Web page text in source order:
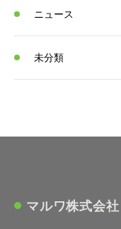
ニュース
未分類
マルワ株式会社